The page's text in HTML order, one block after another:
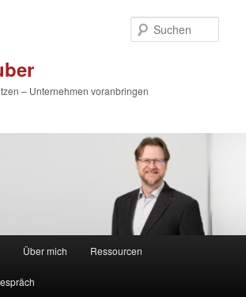
– Unternehmen voranbringen
Über mich Ressourcen